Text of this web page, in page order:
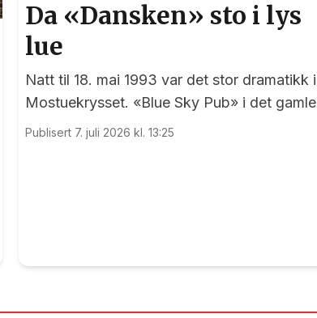
Da «Dansken» sto i lys
lue
Natt til 18. mai 1993 var det stor dramatikk i
Mostuekrysset. «Blue Sky Pub» i det gamle
Autoimport-bygget sto plutselig i full fyr, og
Publisert 7. juli 2026 kl. 13:25